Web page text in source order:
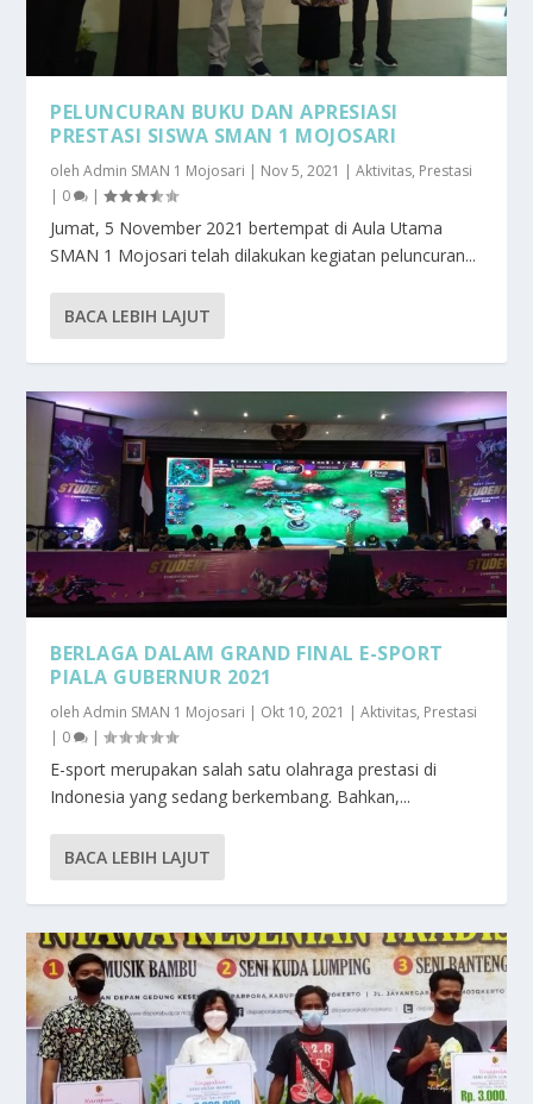
PELUNCURAN BUKU DAN APRESIASI
PRESTASI SISWA SMAN 1 MOJOSARI
olehAdmin SMAN 1 Mojosari | Nov 5, 2021 |Aktivitas, Prestasi
| 0 |
Jumat, 5 November 2021 bertempat di Aula Utama
SMAN 1 Mojosari telah dilakukan kegiatan peluncuran...
BACA LEBIH LAJUT
BERLAGA DALAM GRAND FINAL E-SPORT
PIALA GUBERNUR 2021
olehAdmin SMAN 1 Mojosari | Okt 10, 2021 |Aktivitas, Prestasi
| 0 |
E-sport merupakan salah satu olahraga prestasi di
Indonesia yang sedang berkembang. Bahkan,...
BACA LEBIH LAJUT